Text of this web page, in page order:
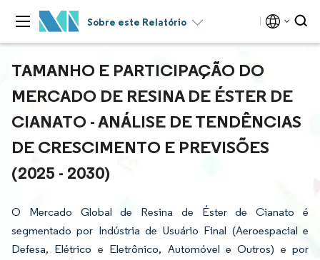
Sobre este Relatório
TAMANHO E PARTICIPAÇÃO DO
MERCADO DE RESINA DE ÉSTER DE
CIANATO - ANÁLISE DE TENDÊNCIAS
DE CRESCIMENTO E PREVISÕES
(2025 - 2030)
O Mercado Global de Resina de Éster de Cianato é
segmentado por Indústria de Usuário Final (Aeroespacial e
Defesa, Elétrico e Eletrônico, Automóvel e Outros) e por